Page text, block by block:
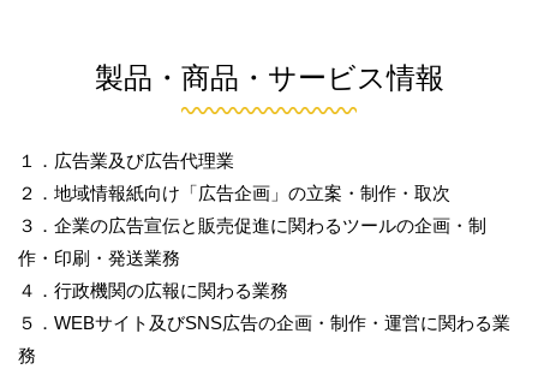
製品・商品・サービス情報
１．広告業及び広告代理業
２．地域情報紙向け「広告企画」の立案・制作・取次
３．企業の広告宣伝と販売促進に関わるツールの企画・制
作・印刷・発送業務
４．行政機関の広報に関わる業務
５．WEBサイト及びSNS広告の企画・制作・運営に関わる業
務